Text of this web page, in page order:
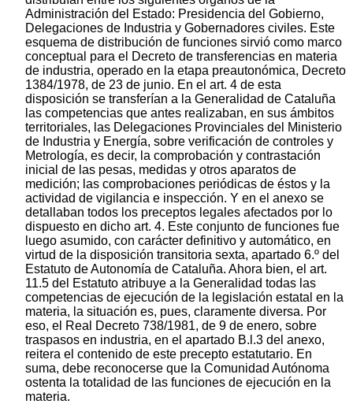
Administración del Estado: Presidencia del Gobierno,
Delegaciones de Industria y Gobernadores civiles. Este
esquema de distribución de funciones sirvió como marco
conceptual para el Decreto de transferencias en materia
de industria, operado en la etapa preautonómica, Decreto
1384/1978, de 23 de junio. En el art. 4 de esta
disposición se transferían a la Generalidad de Cataluña
las competencias que antes realizaban, en sus ámbitos
territoriales, las Delegaciones Provinciales del Ministerio
de Industria y Energía, sobre verificación de controles y
Metrología, es decir, la comprobación y contrastación
inicial de las pesas, medidas y otros aparatos de
medición; las comprobaciones periódicas de éstos y la
actividad de vigilancia e inspección. Y en el anexo se
detallaban todos los preceptos legales afectados por lo
dispuesto en dicho art. 4. Este conjunto de funciones fue
luego asumido, con carácter definitivo y automático, en
virtud de la disposición transitoria sexta, apartado 6.º del
Estatuto de Autonomía de Cataluña. Ahora bien, el art.
11.5 del Estatuto atribuye a la Generalidad todas las
competencias de ejecución de la legislación estatal en la
materia, la situación es, pues, claramente diversa. Por
eso, el Real Decreto 738/1981, de 9 de enero, sobre
traspasos en industria, en el apartado B.l.3 del anexo,
reitera el contenido de este precepto estatutario. En
suma, debe reconocerse que la Comunidad Autónoma
ostenta la totalidad de las funciones de ejecución en la
materia.